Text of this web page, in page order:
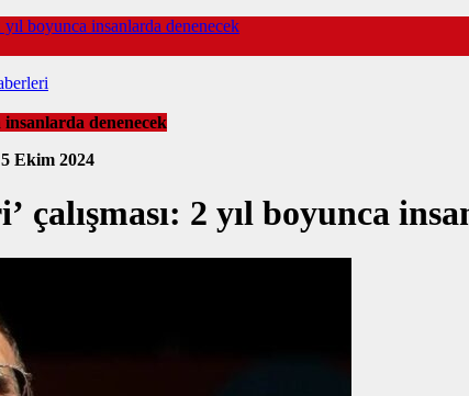
yıl boyunca insanlarda denenecek
insanlarda denenecek
5 Ekim 2024
çalışması: 2 yıl boyunca